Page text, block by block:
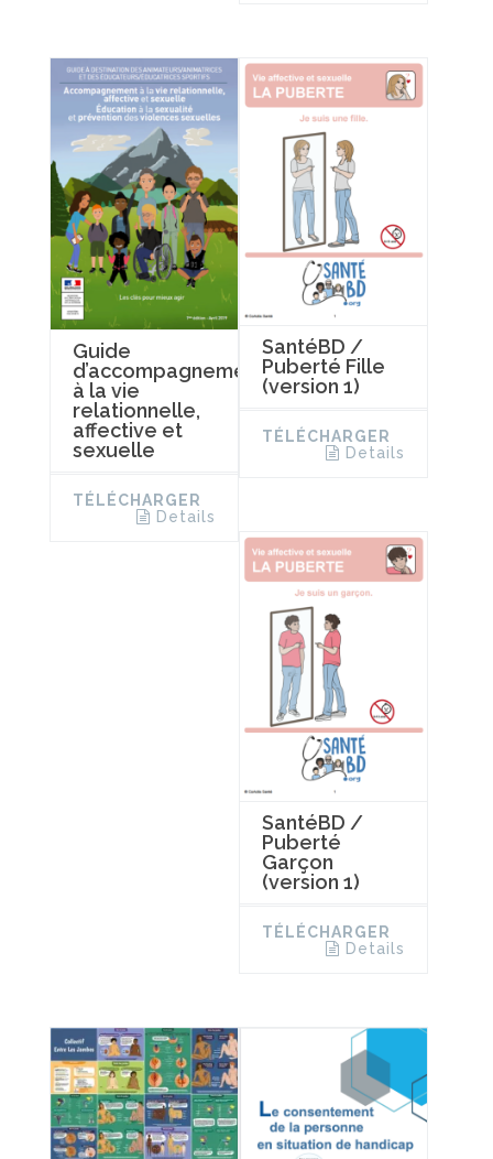
Guide
d’accompagnement
à la vie
relationnelle,
affective et
sexuelle
TÉLÉCHARGER
Details
SantéBD /
Puberté Fille
(version 1)
TÉLÉCHARGER
Details
SantéBD /
Puberté
Garçon
(version 1)
TÉLÉCHARGER
Details